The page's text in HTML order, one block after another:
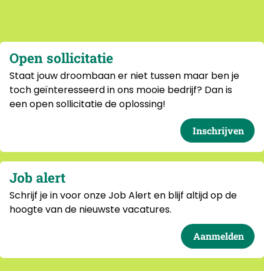
Open sollicitatie
Staat jouw droombaan er niet tussen maar ben je
toch geïnteresseerd in ons mooie bedrijf? Dan is
een open sollicitatie de oplossing!
Inschrijven
Job alert
Schrijf je in voor onze Job Alert en blijf altijd op de
hoogte van de nieuwste vacatures.
Aanmelden